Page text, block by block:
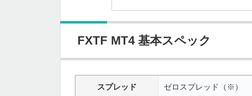
FXTF MT4 基本スペック
スプレッド ゼロスプレッド（※）